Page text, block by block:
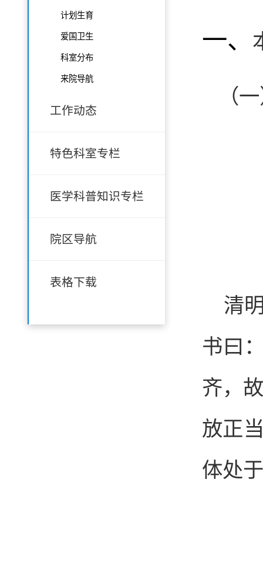
计划生育
爱国卫生
科室分布
来院导航
工作动态
特色科室专栏
医学科普知识专栏
院区导航
表格下载
一、
（
清
书曰
齐，
放正
体处